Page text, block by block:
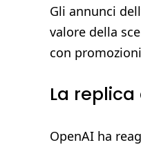
Gli annunci
valore della
con
La
OpenAI ha